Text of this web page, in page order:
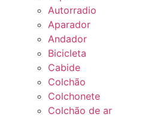
Autorradio
Aparador
Andador
Bicicleta
Cabide
Colchão
Colchonete
Colchão de ar